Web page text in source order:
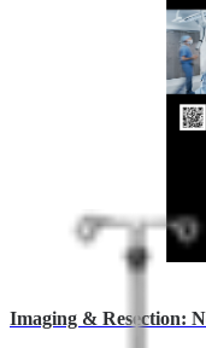
Imaging & Resection: